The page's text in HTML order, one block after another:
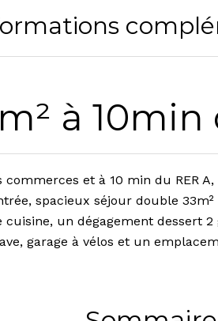
à 10min
commerces et à 10 min du RER
spacieux séjour double
un dégagement dessert 2
garage à vélos et un